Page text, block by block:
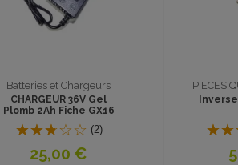
Composants électriques
Câble de raccordement
de l'inverseur au moteur
5,00 €